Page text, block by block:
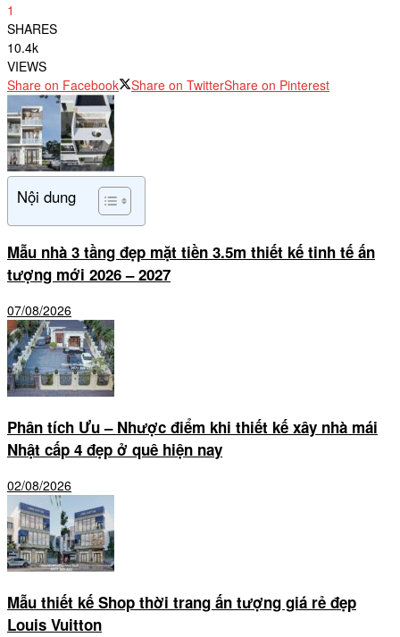
1
SHARES
10.4k
VIEWS
Share on Facebook
Share on TwitterShare on Pinterest
Nội dung
Mẫu nhà 3 tầng đẹp mặt tiền 3.5m thiết kế tinh tế ấn
tượng mới 2026 – 2027
07/08/2026
Phân tích Ưu – Nhược điểm khi thiết kế xây nhà mái
Nhật cấp 4 đẹp ở quê hiện nay
02/08/2026
Mẫu thiết kế Shop thời trang ấn tượng giá rẻ đẹp
Louis Vuitton